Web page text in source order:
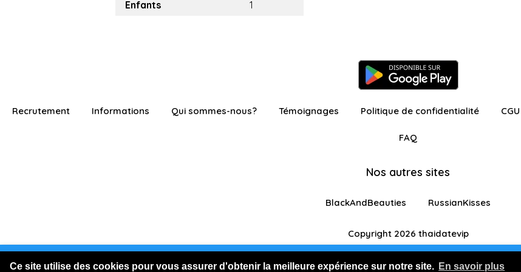
Ce site utilise des cookies pour vous assurer d'obtenir la meilleure expérience sur notre site. En savoir plus
Vous êtes connecté en visiteur avec fonctionnalités restreintes Je m'inscris
Enfants 1
Recrutement Informations Qui sommes-nous? Témoignages Politique de confidentialité CGU
FAQ
Nos autres sites
BlackAndBeauties RussianKisses
Copyright 2026 thaidatevip